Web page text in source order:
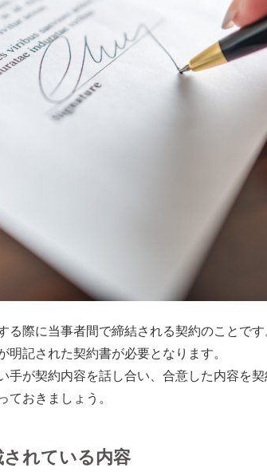
る際に当事者間で締結される契約のことで
記された契約書が必要となります。
手が契約内容を話し合い、合意した内容を
おきましょう。
れている内容